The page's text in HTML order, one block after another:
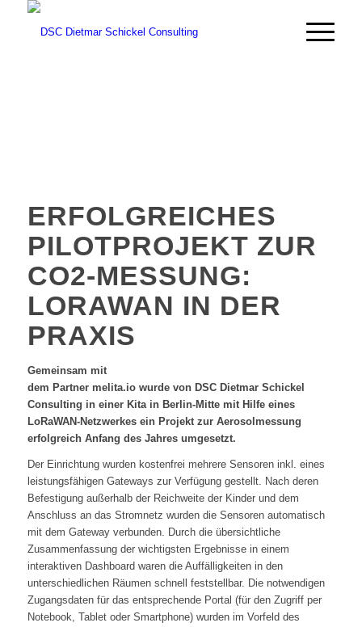
ERFOLGREICHES
PILOTPROJEKT ZUR
CO2-MESSUNG:
LORAWAN IN DER
PRAXIS
Gemeinsam mit
dem Partner melita.io wurde von DSC Dietmar Schickel
Consulting in einer Kita in Berlin-Mitte mit Hilfe eines
LoRaWAN-Netzwerkes ein Projekt zur Aerosolmessung
erfolgreich Anfang des Jahres umgesetzt.
Der Einrichtung wurden kostenfrei mehrere Sensoren inkl. eines
leistungsfähigen Gateways zur Verfügung gestellt. Nach deren
Befestigung außerhalb der Reichweite der Kinder und dem
Anschluss an das Stromnetz wurden die Sensoren automatisch
mit dem Gateway verbunden. Durch die übersichtliche
Zusammenfassung der wichtigsten Ergebnisse in einem
interaktiven Dashboard waren die Auffälligkeiten in den
unterschiedlichen Räumen schnell feststellbar. Die notwendigen
Zugangsdaten für das entsprechende Portal (für den Zugriff per
Notebook, Tablet oder Smartphone) wurden im Vorfeld des